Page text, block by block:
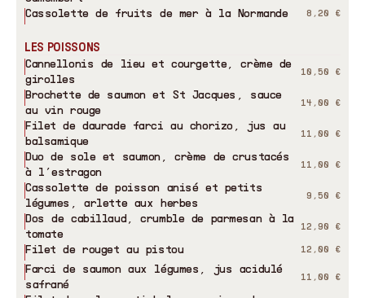
Cassolette de fruits de mer à la Normande 8,20 €
LES POISSONS
Cannellonis de lieu et courgette, crème de
girolles
10,50 €
Brochette de saumon et St Jacques, sauce
au vin rouge
14,00 €
Filet de daurade farci au chorizo, jus au
balsamique
11,00 €
Duo de sole et saumon, crème de crustacés
à l’estragon
11,00 €
Cassolette de poisson anisé et petits
légumes, arlette aux herbes
9,50 €
Dos de cabillaud, crumble de parmesan à la
tomate
12,90 €
Filet de rouget au pistou 12,00 €
Farci de saumon aux légumes, jus acidulé
safrané
11,00 €